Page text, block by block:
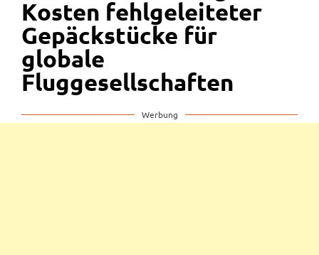
Kosten fehlgeleiteter
Gepäckstücke für
globale
Fluggesellschaften
Werbung